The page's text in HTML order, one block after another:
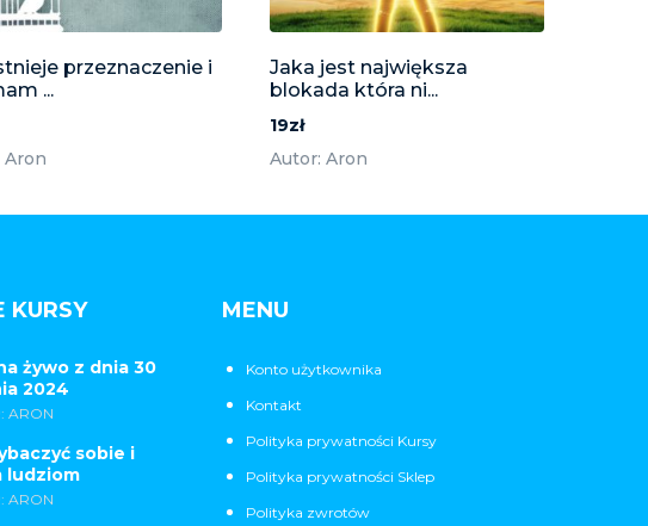
przeznaczenie i
...
Aron
Jaka jest największa
blokada która ni...
19zł
Autor: Aron
KURSY
żywo z dnia 30
2024
ARON
sobie i
ludziom
ARON
MENU
Konto użytkownika
Kontakt
Polityka prywatności Kursy
Polityka prywatności Sklep
Polityka zwrotów